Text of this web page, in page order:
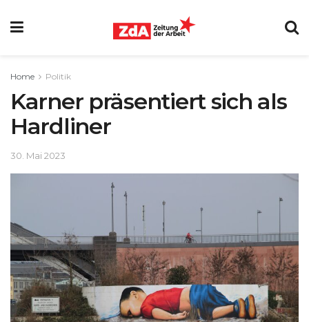
Home Politik
Karner präsentiert sich als
Hardliner
30. Mai 2023